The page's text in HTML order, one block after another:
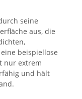
seine
aus, die
beispiellose
nur extrem
und hält